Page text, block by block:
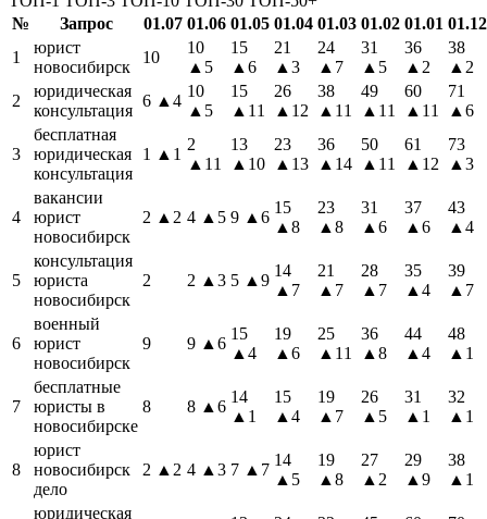
№
Запрос 01.07 01.06 01.05 01.04 01.03 01.02 01.01 01.12
1
юрист
новосибирск
10
10
▲5
15
▲6
21
▲3
24
▲7
31
▲5
36
▲2
38
▲2
2
юридическая
консультация
6 ▲4
10
▲5
15
▲11
26
▲12
38
▲11
49
▲11
60
▲11
71
▲6
3
бесплатная
юридическая
консультация
1 ▲1
2
▲11
13
▲10
23
▲13
36
▲14
50
▲11
61
▲12
73
▲3
4
вакансии
юрист
новосибирск
2 ▲2 4 ▲5 9 ▲6
15
▲8
23
▲8
31
▲6
37
▲6
43
▲4
5
консультация
юриста
новосибирск
2 2 ▲3 5 ▲9
14
▲7
21
▲7
28
▲7
35
▲4
39
▲7
6
военный
юрист
новосибирск
9 9 ▲6
15
▲4
19
▲6
25
▲11
36
▲8
44
▲4
48
▲1
7
бесплатные
юристы в
новосибирске
8 8 ▲6
14
▲1
15
▲4
19
▲7
26
▲5
31
▲1
32
▲1
8
юрист
новосибирск
дело
2 ▲2 4 ▲3 7 ▲7
14
▲5
19
▲8
27
▲2
29
▲9
38
▲1
юридическая